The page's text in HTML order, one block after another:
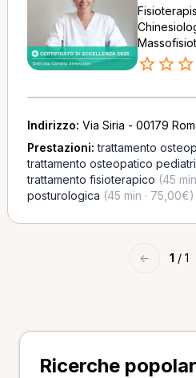
Indirizzo: Via Siria - 00179
Prestazioni:trattamento
trattamento osteopatico
trattamento fisioterapico (45
posturologica (45 min · 75,00€)
← 1 / 1
Ricerche